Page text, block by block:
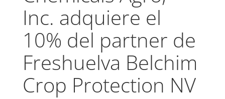
Inc. adquiere el
10% del partner de
Freshuelva Belchim
Crop Protection NV